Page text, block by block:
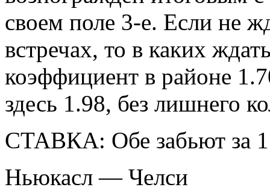
своем поле 3-е. Если не
встречах, то в каких
коэффициент в районе
здесь 1.98, без лишнего
СТАВКА: Обе забьют за
Ньюкасл — Челси